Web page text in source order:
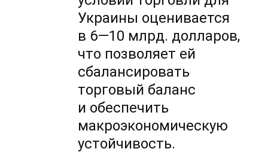
Украины оценивается
в 6—10 млрд. долларов,
что позволяет ей
сбалансировать
торговый баланс
и обеспечить
макроэкономическую
устойчивость.